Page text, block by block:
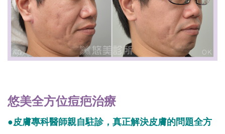
悠美全方位痘疤治療​
●皮膚專科醫師親自駐診，真正解決皮膚的問題全方